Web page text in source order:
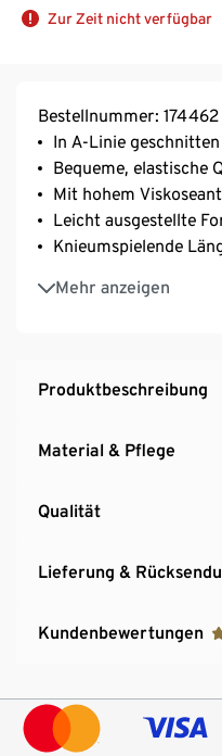
Zur Zeit nicht verfügbar
Bestellnummer: 174462
In A-Linie geschnitten
Bequeme, elastische
Mit hohem
Leicht ausgestellte
Knieumspielende
Mehr anzeigen
Dies ist ein Produkt
Dieser Style wurde
Produktbeschreibung
Material & Pflege
Qualität
Lieferung &
Kundenbewertungen